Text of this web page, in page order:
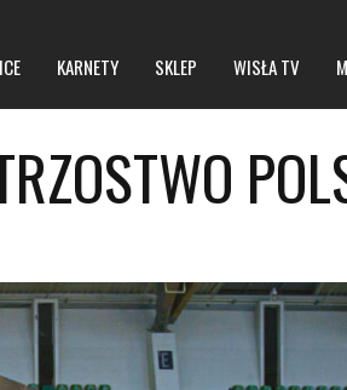
masowych
Dane rejestrowe
KARNETY SKLEP WISŁA TV